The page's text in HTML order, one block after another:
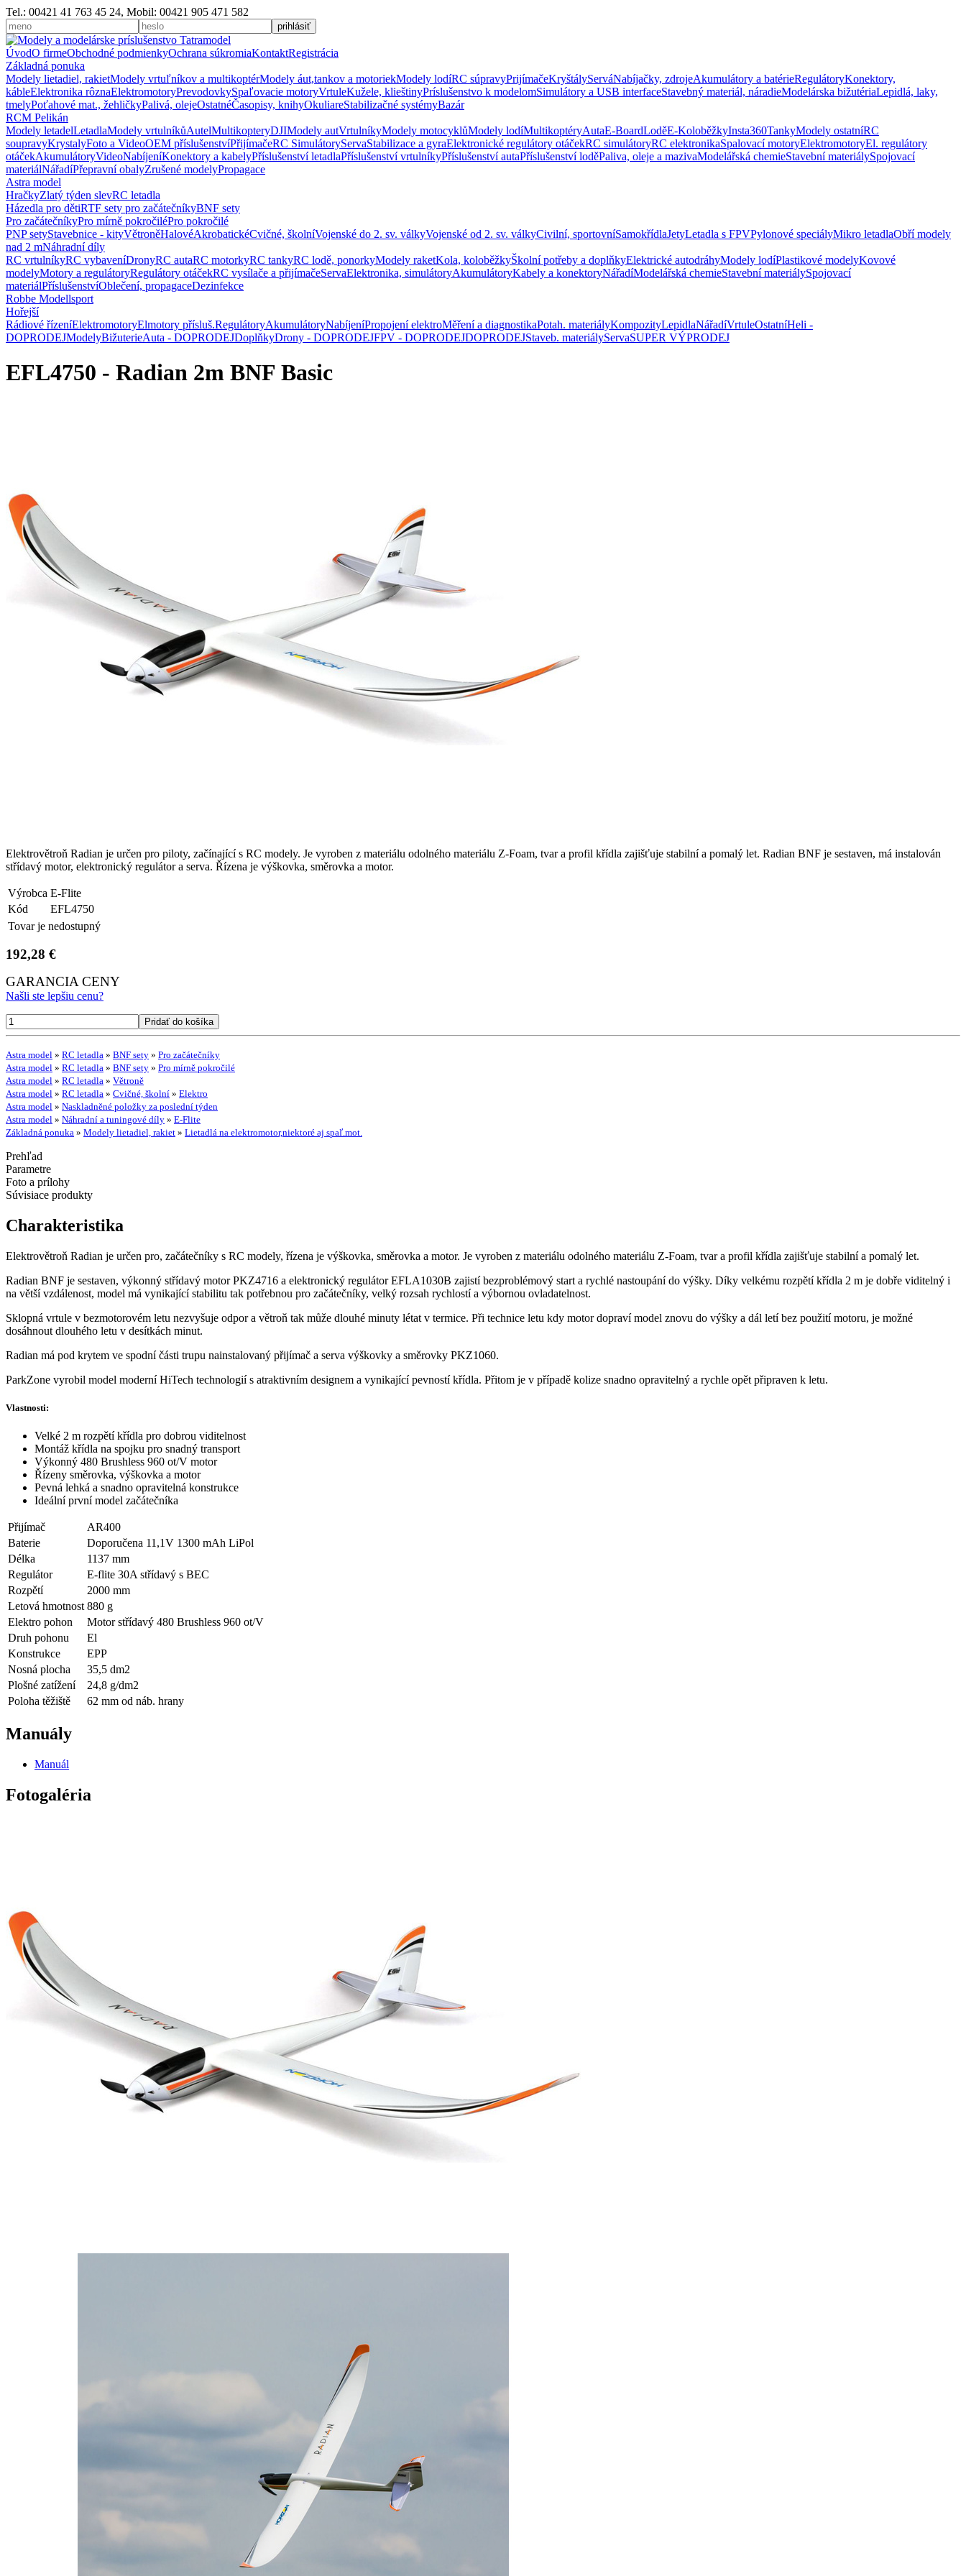
Tel.: 00421 41 763 45 24, Mobil: 00421 905 471 582
ÚvodO firmeObchodné podmienkyOchrana súkromiaKontaktRegistrácia
Základná ponuka
Modely lietadiel, rakietModely vrtuľníkov a multikoptérModely áut,tankov a motoriekModely lodíRC súpravyPrijímačeKryštályServáNabíjačky, zdrojeAkumulátory a batérieRegulátoryKonektory,
kábleElektronika rôznaElektromotoryPrevodovkySpaľovacie motoryVrtuleKužele, klieštinyPríslušenstvo k modelomSimulátory a USB interfaceStavebný materiál, náradieModelárska bižutériaLepidlá, laky,
tmelyPoťahové mat., žehličkyPalivá, olejeOstatnéČasopisy, knihyOkuliareStabilizačné systémyBazár
RCM Pelikán
Modely letadelLetadlaModely vrtulníkůAutelMultikopteryDJIModely autVrtulníkyModely motocyklůModely lodíMultikoptéryAutaE-BoardLoděE-KoloběžkyInsta360TankyModely ostatníRC
soupravyKrystalyFoto a VideoOEM příslušenstvíPřijímačeRC SimulátoryServaStabilizace a gyraElektronické regulátory otáčekRC simulátoryRC elektronikaSpalovací motoryElektromotoryEl. regulátory
otáčekAkumulátoryVideoNabíjeníKonektory a kabelyPříslušenství letadlaPříslušenství vrtulníkyPříslušenství autaPříslušenství loděPaliva, oleje a mazivaModelářská chemieStavební materiálySpojovací
materiálNářadíPřepravní obalyZrušené modelyPropagace
Astra model
HračkyZlatý týden slevRC letadla
Házedla pro dětiRTF sety pro začátečníkyBNF sety
Pro začátečníkyPro mírně pokročiléPro pokročilé
PNP setyStavebnice - kityVětroněHalovéAkrobatickéCvičné, školníVojenské do 2. sv. válkyVojenské od 2. sv. válkyCivilní, sportovníSamokřídlaJetyLetadla s FPVPylonové speciályMikro letadlaObří modely
nad 2 mNáhradní díly
RC vrtulníkyRC vybaveníDronyRC autaRC motorkyRC tankyRC lodě, ponorkyModely raketKola, koloběžkyŠkolní potřeby a doplňkyElektrické autodráhyModely lodíPlastikové modelyKovové
modelyMotory a regulátoryRegulátory otáčekRC vysílače a přijímačeServaElektronika, simulátoryAkumulátoryKabely a konektoryNářadíModelářská chemieStavební materiálySpojovací
materiálPříslušenstvíOblečení, propagaceDezinfekce
Robbe Modellsport
Hořejší
Rádiové řízeníElektromotoryElmotory přísluš.RegulátoryAkumulátoryNabíjeníPropojení elektroMěření a diagnostikaPotah. materiályKompozityLepidlaNářadíVrtuleOstatníHeli -
DOPRODEJModelyBižuterieAuta - DOPRODEJDoplňkyDrony - DOPRODEJFPV - DOPRODEJDOPRODEJStaveb. materiályServaSUPER VÝPRODEJ
EFL4750 - Radian 2m BNF Basic
Elektrovětroň Radian je určen pro piloty, začínající s RC modely. Je vyroben z materiálu odolného materiálu Z-Foam, tvar a profil křídla zajišťuje stabilní a pomalý let. Radian BNF je sestaven, má instalován
střídavý motor, elektronický regulátor a serva. Řízena je výškovka, směrovka a motor.
Výrobca E-Flite
Kód
EFL4750
Tovar je nedostupný
192,28 €
GARANCIA CENY
Našli ste lepšiu cenu?
Astra model » RC letadla » BNF sety » Pro začátečníky
Astra model » RC letadla » BNF sety » Pro mírně pokročilé
Astra model » RC letadla » Větroně
Astra model » RC letadla » Cvičné, školní » Elektro
Astra model » Naskladněné položky za poslední týden
Astra model » Náhradní a tuningové díly » E-Flite
Základná ponuka » Modely lietadiel, rakiet » Lietadlá na elektromotor,niektoré aj spaľ.mot.
Prehľad
Parametre
Foto a prílohy
Súvisiace produkty
Charakteristika
Elektrovětroň Radian je určen pro, začátečníky s RC modely, řízena je výškovka, směrovka a motor. Je vyroben z materiálu odolného materiálu Z-Foam, tvar a profil křídla zajišťuje stabilní a pomalý let.
Radian BNF je sestaven, výkonný střídavý motor PKZ4716 a elektronický regulátor EFLA1030B zajistí bezproblémový start a rychlé nastoupání do výšky. Díky velkému rozpětí křídla 2 m je dobře viditelný i
na větší vzdálenost, model má vynikající stabilitu tak potřebnou pro začátečníky, velký rozsah rychlostí a výbornou ovladatelnost.
Sklopná vrtule v bezmotorovém letu nezvyšuje odpor a větroň tak může dlouhé minuty létat v termice. Při technice letu kdy motor dopraví model znovu do výšky a dál letí bez použití motoru, je možné
dosáhnout dlouhého letu v desítkách minut.
Radian má pod krytem ve spodní části trupu nainstalovaný přijímač a serva výškovky a směrovky PKZ1060.
ParkZone vyrobil model moderní HiTech technologií s atraktivním designem a vynikající pevností křídla. Přitom je v případě kolize snadno opravitelný a rychle opět připraven k letu.
Vlastnosti:
Velké 2 m rozpětí křídla pro dobrou viditelnost
Montáž křídla na spojku pro snadný transport
Výkonný 480 Brushless 960 ot/V motor
Řízeny směrovka, výškovka a motor
Pevná lehká a snadno opravitelná konstrukce
Ideální první model začátečníka
Přijímač
AR400
Baterie
Doporučena 11,1V 1300 mAh LiPol
Délka
1137 mm
Regulátor
E-flite 30A střídavý s BEC
Rozpětí
2000 mm
Letová hmotnost 880 g
Elektro pohon
Motor střídavý 480 Brushless 960 ot/V
Druh pohonu
El
Konstrukce
EPP
Nosná plocha
35,5 dm2
Plošné zatížení
24,8 g/dm2
Poloha těžiště
62 mm od náb. hrany
Manuály
Manuál
Fotogaléria